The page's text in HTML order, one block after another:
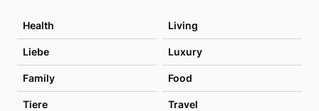
Health Living
Liebe Luxury
Family Food
Tiere Travel